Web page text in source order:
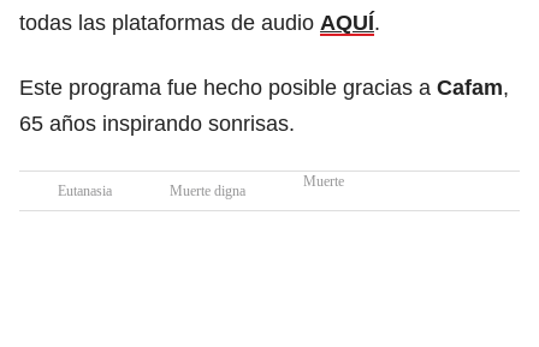
todas las plataformas de audio AQUÍ.
Este programa fue hecho posible gracias a Cafam,
65 años inspirando sonrisas.
Eutanasia Muerte digna
Muerte